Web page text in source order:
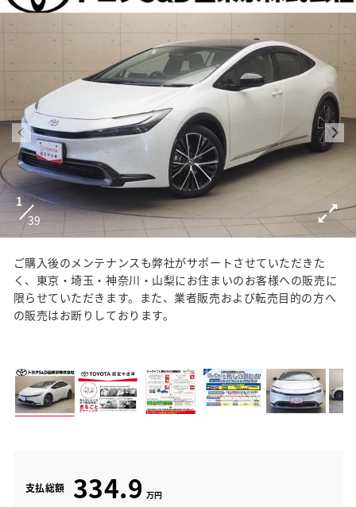
1
39
ご購入後のメンテナンスも弊社がサポートさせていただきた
く、東京・埼玉・神奈川・山梨にお住まいのお客様への販売に
限らせていただきます。また、業者販売および転売目的の方へ
の販売はお断りしております。
支払総額 334.9